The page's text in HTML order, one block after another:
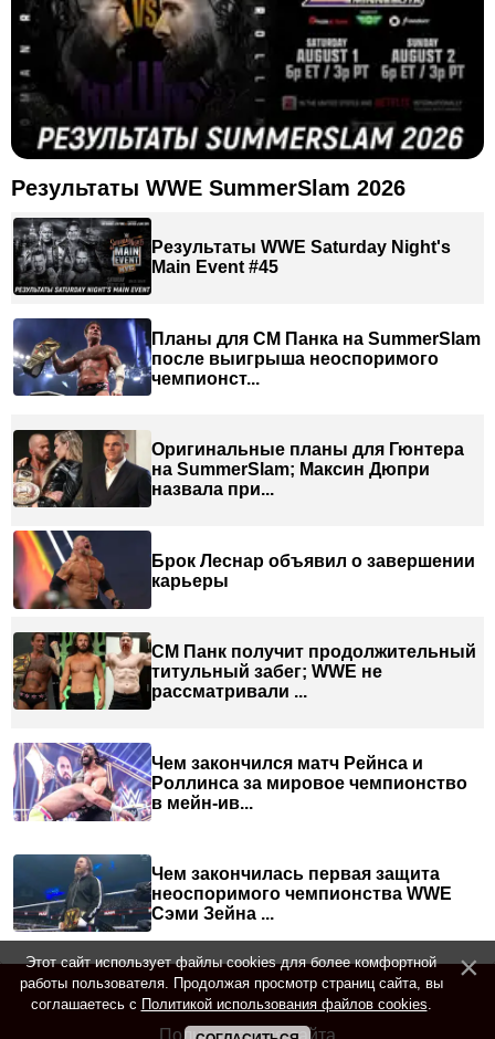
Результаты WWE SummerSlam 2026
Результаты WWE Saturday Night's
Main Event #45
Планы для СМ Панка на SummerSlam
после выигрыша неоспоримого
чемпионст...
Оригинальные планы для Гюнтера
на SummerSlam; Максин Дюпри
назвала при...
Брок Леснар объявил о завершении
карьеры
СМ Панк получит продолжительный
титульный забег; WWE не
рассматривали ...
Чем закончился матч Рейнса и
Роллинса за мировое чемпионство
в мейн-ив...
Чем закончилась первая защита
неоспоримого чемпионства WWE
Сэми Зейна ...
Полная версия сайта
Этот сайт использует файлы cookies для более комфортной
работы пользователя. Продолжая просмотр страниц сайта, вы
соглашаетесь с Политикой использования файлов cookies.